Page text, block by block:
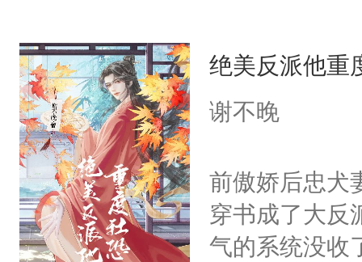
绝美反派他重
谢不晚
前傲娇后忠犬
穿书成了大反
气的系统没收